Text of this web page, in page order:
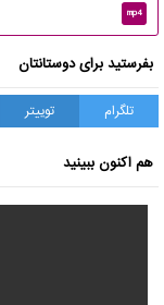
mp4
بفرستید برای دوستانتان
تلگرام توییتر
هم اکنون ببینید